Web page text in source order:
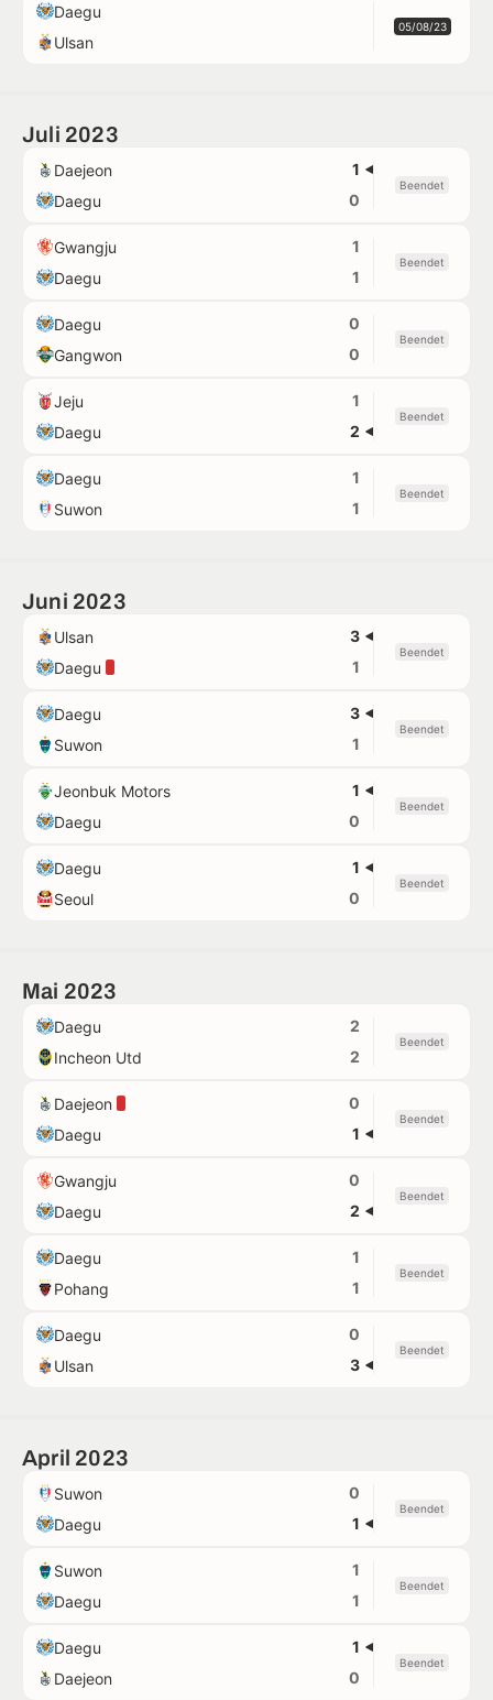
Daegu
Ulsan
05/08/23
Juli 2023
Daejeon
1
Daegu
0
Beendet
Gwangju
1
Daegu
1
Beendet
Daegu
0
Gangwon
0
Beendet
Jeju
1
Daegu
2
Beendet
Daegu
1
Suwon
1
Beendet
Juni 2023
Ulsan
3
Daegu
1
Beendet
Daegu
3
Suwon
1
Beendet
Jeonbuk Motors
1
Daegu
0
Beendet
Daegu
1
Seoul
0
Beendet
Mai 2023
Daegu
2
Incheon Utd
2
Beendet
Daejeon
0
Daegu
1
Beendet
Gwangju
0
Daegu
2
Beendet
Daegu
1
Pohang
1
Beendet
Daegu
0
Ulsan
3
Beendet
April 2023
Suwon
0
Daegu
1
Beendet
Suwon
1
Daegu
1
Beendet
Daegu
1
Daejeon
0
Beendet